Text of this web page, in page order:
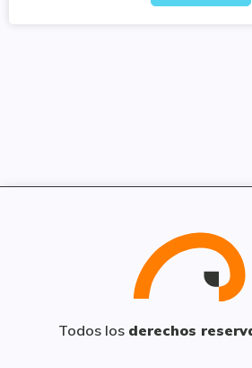
Todos los derechos